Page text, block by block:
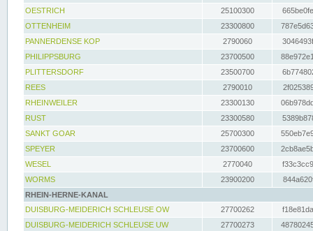
OESTRICH
25100300
OTTENHEIM
23300800
PANNERDENSE KOP
2790060
PHILIPPSBURG
23700500
PLITTERSDORF
23500700
REES
2790010
RHEINWEILER
23300130
RUST
23300580
SANKT GOAR
25700300
SPEYER
23700600
WESEL
2770040
WORMS
23900200
RHEIN-HERNE-KANAL
DUISBURG-MEIDERICH SCHLEUSE OW
27700262
DUISBURG-MEIDERICH SCHLEUSE UW
27700273